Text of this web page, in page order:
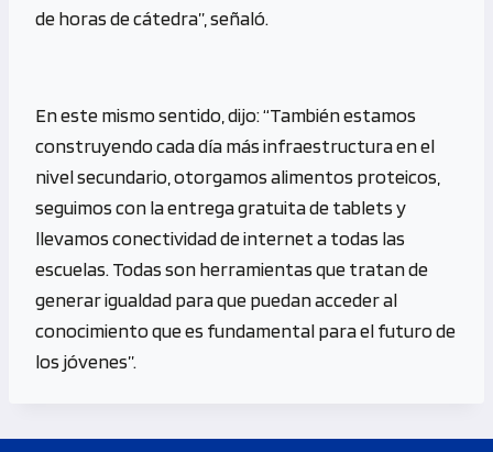
de horas de cátedra”, señaló.
En este mismo sentido, dijo: “También estamos
construyendo cada día más infraestructura en el
nivel secundario, otorgamos alimentos proteicos,
seguimos con la entrega gratuita de tablets y
llevamos conectividad de internet a todas las
escuelas. Todas son herramientas que tratan de
generar igualdad para que puedan acceder al
conocimiento que es fundamental para el futuro de
los jóvenes”.